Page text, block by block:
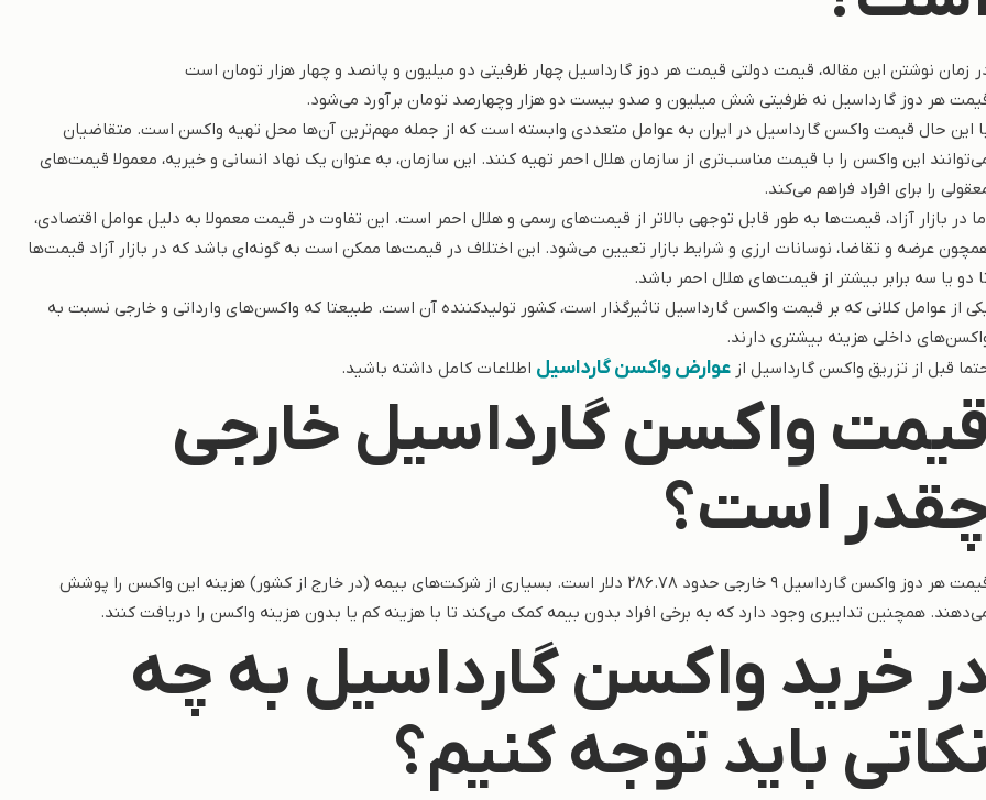
زمان نوشتن این مقاله، قیمت دولتی قیمت هر دوز گارداسیل چهار ظرفیتی دو میلیون و پانصد و چهار هزار تومان است
هر دوز گارداسیل نه ظرفیتی شش میلیون و صدو بیست دو هزار وچهارصد تومان برآورد می‌شود.
این حال قیمت واکسن گارداسیل در ایران به عوامل متعددی وابسته است که از جمله مهم‌ترین آن‌ها محل تهیه واکسن است. متقاضیان
این واکسن را با قیمت مناسب‌تری از سازمان هلال احمر تهیه کنند. این سازمان، به عنوان یک نهاد انسانی و خیریه، معمولا قیمت‌های
را برای افراد فراهم می‌کند.
در بازار آزاد، قیمت‌ها به طور قابل توجهی بالاتر از قیمت‌های رسمی و هلال احمر است. این تفاوت در قیمت معمولا به دلیل عوامل اقتصادی،
عرضه و تقاضا، نوسانات ارزی و شرایط بازار تعیین می‌شود. این اختلاف در قیمت‌ها ممکن است به گونه‌ای باشد که در بازار آزاد قیمت‌ها
دو یا سه برابر بیشتر از قیمت‌های هلال احمر باشد.
از عوامل کلانی که بر قیمت واکسن گارداسیل تاثیرگذار است، کشور تولیدکننده آن است. طبیعتا که واکسن‌های وارداتی و خارجی نسبت به
داخلی هزینه بیشتری دارند.
قبل از تزریق واکسن گارداسیل ازعوارض واکسن گارداسیل اطلاعات کامل داشته باشید.
قیمت واکسن گارداسیل خارجی
چقدر است؟
قیمت هر دوز واکسن گارداسیل 9 خارجی حدود 286.78 دلار است. بسیاری از شرکت‌های بیمه (در خارج از کشور) هزینه این واکسن را پوشش
همچنین تدابیری وجود دارد که به برخی افراد بدون بیمه کمک می‌کند تا با هزینه کم یا بدون هزینه واکسن را دریافت کنند.
در خرید واکسن گارداسیل به چه
باید توجه کنیم؟